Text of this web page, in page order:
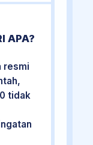
APA?
resmi
tidak